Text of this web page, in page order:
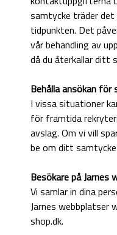
samtycke träder
tidpunkten. Det
vår behandling av
då du återkallar ditt
Behålla ansökan för
I vissa situationer
för framtida
avslag. Om vi vill
be om ditt
Besökare på Jarnes
Vi samlar in dina
Jarnes webbplatser
shop.dk.